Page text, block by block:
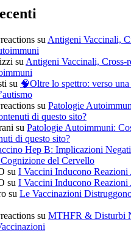
su Antigeni Vaccinali,
su Antigeni Vaccinali, Cross-
su 🧠Oltre lo spettro: verso
su Patologie
di questo sito?
su Patologie Autoimmuni:
di questo sito?
Hep B: Implicazioni
del Cervello
su I Vaccini Inducono
su I Vaccini Inducono
su Le Vaccinazioni
su MTHFR & Disturbi